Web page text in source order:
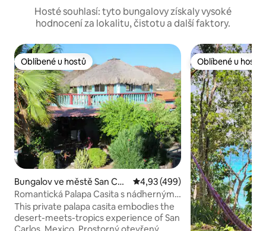
Hosté souhlasí: tyto bungalovy získaly vysoké
hodnocení za lokalitu, čistotu a další faktory.
Oblíbené u hostů
Oblíbené u hostů
Bungalov ve městě San Carl
os Nuevo Guaymas
Průměrné hodnocení 4,93 z 5,
4,93 (499)
Romantická Palapa Casita s nádherným
výhledem
This private palapa casita embodies the
desert-meets-tropics experience of San
Oblíbené u hostů
Oblíbené u hostů